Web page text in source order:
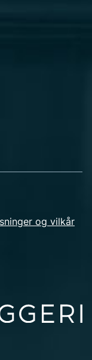
og vilkår